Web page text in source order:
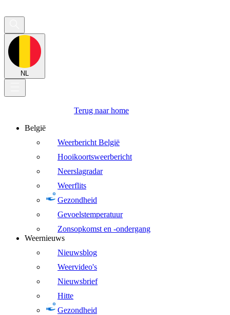
NL
Terug naar home
België
Weerbericht België
Hooikoortsweerbericht
Neerslagradar
Weerflits
Gezondheid
Gevoelstemperatuur
Zonsopkomst en -ondergang
Weernieuws
Nieuwsblog
Weervideo's
Nieuwsbrief
Hitte
Gezondheid